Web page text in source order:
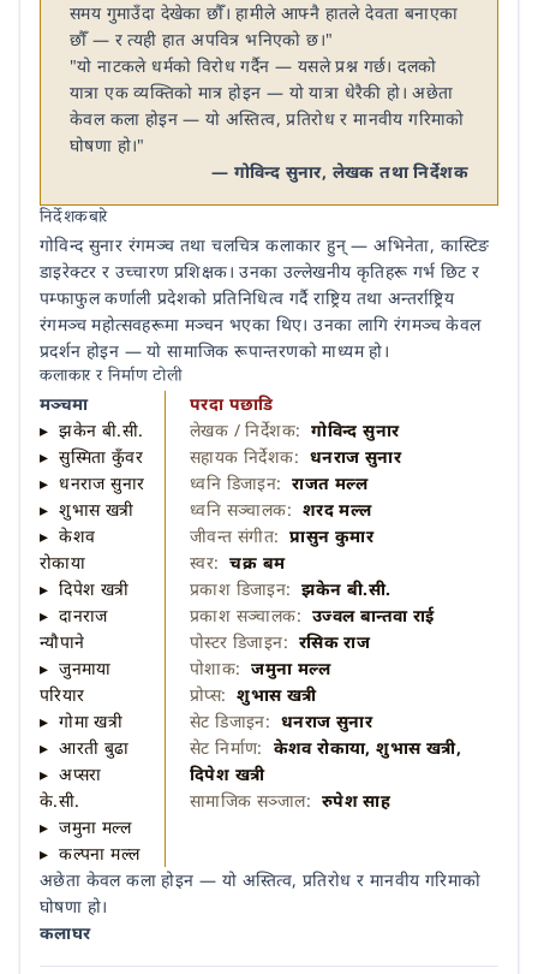
समय गुमाउँदा देखेका छौँ। हामीले आफ्नै हातले देवता बनाएका
छौँ — र त्यही हात अपवित्र भनिएको छ।"
"यो नाटकले धर्मको विरोध गर्दैन — यसले प्रश्न गर्छ। दलको
यात्रा एक व्यक्तिको मात्र होइन — यो यात्रा धेरैकी हो। अछेता
केवल कला होइन — यो अस्तित्व, प्रतिरोध र मानवीय गरिमाको
घोषणा हो।"
— गोविन्द सुनार, लेखक तथा निर्देशक
निर्देशकबारे
गोविन्द सुनार रंगमञ्च तथा चलचित्र कलाकार हुन् — अभिनेता, कास्टिङ
डाइरेक्टर र उच्चारण प्रशिक्षक। उनका उल्लेखनीय कृतिहरू गर्भ छिट र
पम्फाफुल कर्णाली प्रदेशको प्रतिनिधित्व गर्दै राष्ट्रिय तथा अन्तर्राष्ट्रिय
रंगमञ्च महोत्सवहरूमा मञ्चन भएका थिए। उनका लागि रंगमञ्च केवल
प्रदर्शन होइन — यो सामाजिक रूपान्तरणको माध्यम हो।
कलाकार र निर्माण टोली
मञ्चमा
▸ झकेन बी.सी.
▸ सुस्मिता कुँवर
▸ धनराज सुनार
▸ शुभास खत्री
▸ केशव
रोकाया
▸ दिपेश खत्री
▸ दानराज
न्यौपाने
▸ जुनमाया
परियार
▸ गोमा खत्री
▸ आरती बुढा
▸ अप्सरा
के.सी.
▸ जमुना मल्ल
▸ कल्पना मल्ल
परदा पछाडि
लेखक / निर्देशक:गोविन्द सुनार
सहायक निर्देशक: धनराज सुनार
ध्वनि डिजाइन:राजत मल्ल
ध्वनि सञ्चालक: शरद मल्ल
जीवन्त संगीत:प्रासुन कुमार
स्वर:चक्र बम
प्रकाश डिजाइन:झकेन बी.सी.
प्रकाश सञ्चालक: उज्वल बान्तवा राई
पोस्टर डिजाइन: रसिक राज
पोशाक:जमुना मल्ल
प्रोप्स:शुभास खत्री
सेट डिजाइन: धनराज सुनार
सेट निर्माण: केशव रोकाया, शुभास खत्री,
दिपेश खत्री
सामाजिक सञ्जाल: रुपेश साह
अछेता केवल कला होइन — यो अस्तित्व, प्रतिरोध र मानवीय गरिमाको
घोषणा हो।
कलाघर